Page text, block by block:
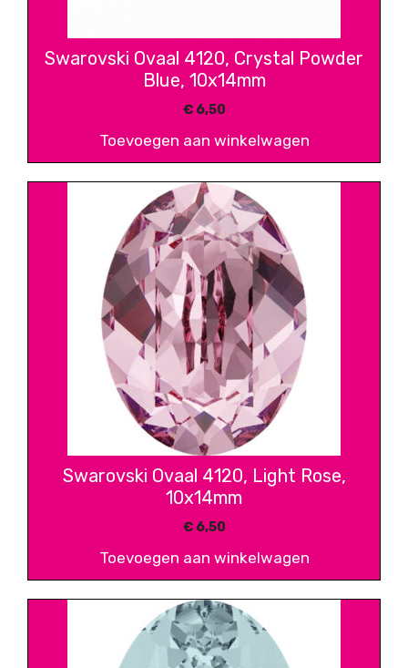
Swarovski Ovaal 4120, Crystal Powder
Blue, 10x14mm
€6,50
Toevoegen aan winkelwagen
Swarovski Ovaal 4120, Light Rose,
10x14mm
€6,50
Toevoegen aan winkelwagen